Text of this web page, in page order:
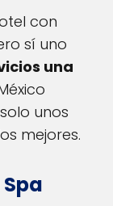
con
sí uno
una
unos
mejores.